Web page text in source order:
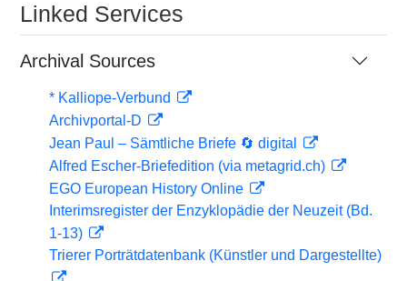
Linked Services
Archival Sources
* Kalliope-Verbund
Archivportal-D
Jean Paul – Sämtliche Briefe 🔄 digital
Alfred Escher-Briefedition (via metagrid.ch)
EGO European History Online
Interimsregister der Enzyklopädie der Neuzeit (Bd.
1-13)
Trierer Porträtdatenbank (Künstler und Dargestellte)